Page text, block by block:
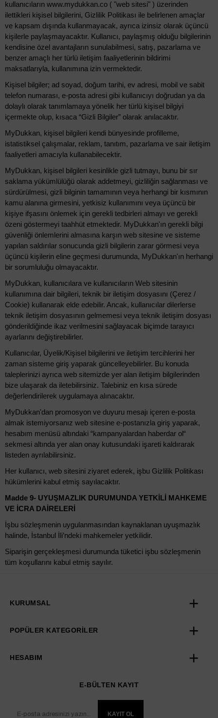
kullanıcıların www.mydukkan.co ( "web sitesi" ) üzerinden
ilettikleri kişisel bilgilerini, Gizlilik Politikası ile belirlenen amaçlar
ve kapsam dışında kullanmayacak, ayrıca izinsiz olarak üçüncü
kişilerle paylaşmayacaktır. Kullanıcı, paylaşmış olduğu bilgilerinin
kendisine özel avantajların sunulabilmesi, satış, pazarlama ve
benzer amaçlı her türlü iletişim faaliyetlerinin bildirimi
maksatlarıyla, kullanımına izin vermektedir.
Kişisel bilgiler; ad soyad, doğum tarihi, ev adresi, mobil ve sabit
telefon numarası, e-posta adresi gibi kullanıcıyı doğrudan ya da
dolaylı olarak tanımlamaya yönelik her türlü kişisel bilgiyi
içermekte olup, kısaca “Gizli Bilgiler” olarak anılacaktır.
MyDukkan, kişisel bilgileri kendi bünyesinde profilleme,
istatistiksel çalışmalar, reklam, tanıtım, pazarlama ve sair iletişim
faaliyetleri amacıyla kullanabilecektir.
MyDukkan, kişisel bilgileri kesinlikle gizli tutmayı, bunu bir sır
saklama yükümlülüğü olarak addetmeyi, gizliliğin sağlanması ve
sürdürülmesi, gizli bilginin tamamının veya herhangi bir kısmının
kamu alanına girmesini, yetkisiz kullanımını veya üçüncü bir
kişiye ifşasını önlemek için gerekli tedbirleri almayı ve gerekli
özeni göstermeyi taahhüt etmektedir. MyDukkan'ın gerekli bilgi
güvenliği önlemlerini almasına karşın web sitesine ve sisteme
yapılan saldırılar sonucunda gizli bilgilerin zarar görmesi veya
üçüncü kişilerin eline geçmesi durumunda, MyDukkan'ın herhangi
bir sorumluluğu olmayacaktır.
MyDukkan, kullanıcılara ve kullanıcıların Web sitesinin
kullanımına dair bilgileri, teknik bir iletişim dosyasını (Çerez /
Cookie) kullanarak elde edebilir. Ancak, kullanıcılar dilerlerse
teknik iletişim dosyasının gelmemesi veya teknik iletişim dosyası
gönderildiğinde ikaz verilmesini sağlayacak biçimde tarayıcı
ayarlarını değiştirebilirler.
Kullanıcılar, Üyelik/Kişisel bilgilerini ve iletişim tercihlerini her
zaman sisteme giriş yaparak güncelleyebilirler. Bu konuda
taleplerinizi ayrıca web sitemizde yer alan iletişim bilgilerinden
bize ulaşarak da iletebilirsiniz. Talebiniz en kısa sürede
değerlendirilerek uygulamaya alınacaktır.
MyDukkan'dan promosyon ve duyuru mesajı içeren e-posta
almak istemiyorsanız web sitesine e-postanızla giriş yaparak,
hesabım menüsü altındaki “kampanyalardan haberdar ol“
sekmesi altında yer alan onay kutusundaki işareti kaldırarak
listeden ayrılabilirsiniz.
Her kullanıcı, web sitesini ziyaret ederek, işbu Gizlilik Politikası
hükümlerini kabul etmiş sayılacaktır.
Madde 9- UYUŞMAZLIK DURUMUNDA YETKİLİ MAHKEME
VE İCRA DAİRELERİ
İşbu sözleşmenin uygulanmasından kaynaklanan uyuşmazlık
halinde, İstanbul İli’ndeki mahkemeler yetkilidir.
Siparişin gerçekleşmesi durumunda tüketici işbu sözleşmenin
tüm koşullarını kabul etmiş sayılır.
KURUMSAL
POPÜLER KATEGORİLER
HESABIM
E-BÜLTEN KAYIT
KAYIT OL